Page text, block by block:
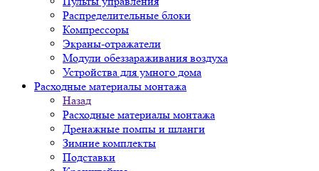
Распределительные блоки
Компрессоры
Экраны-отражатели
Модули обеззараживания воздуха
Устройства для умного дома
Расходные материалы монтажа
Назад
Расходные материалы монтажа
Дренажные помпы и шланги
Зимние комплекты
Подставки